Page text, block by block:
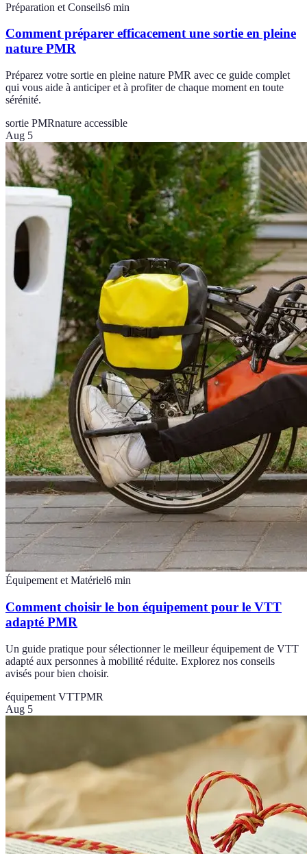
Préparation et Conseils6 min
Comment préparer efficacement une sortie en pleine
nature PMR
Préparez votre sortie en pleine nature PMR avec ce guide complet
qui vous aide à anticiper et à profiter de chaque moment en toute
sérénité.
sortie PMRnature accessible
Aug 5
Équipement et Matériel6 min
Comment choisir le bon équipement pour le VTT
adapté PMR
Un guide pratique pour sélectionner le meilleur équipement de VTT
adapté aux personnes à mobilité réduite. Explorez nos conseils
avisés pour bien choisir.
équipement VTTPMR
Aug 5